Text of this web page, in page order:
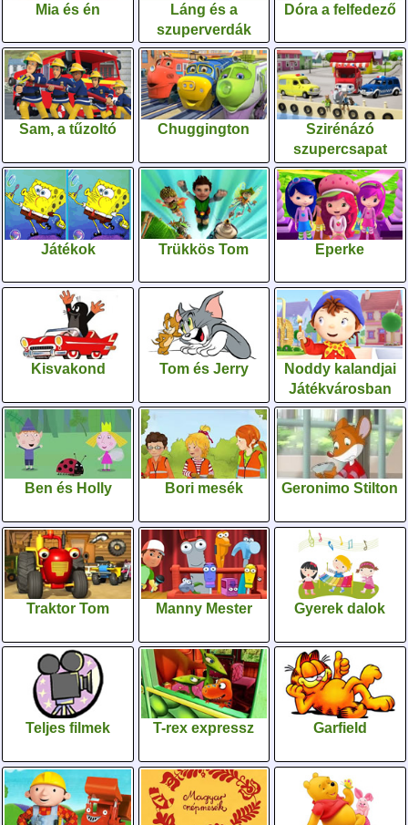
Mia és én
Láng és a
szuperverdák
Dóra a felfedező
Sam, a tűzoltó Chuggington
Szirénázó
szupercsapat
Játékok Trükkös Tom Eperke
Kisvakond Tom és Jerry
Noddy kalandjai
Játékvárosban
Ben és Holly Bori mesék Geronimo Stilton
Traktor Tom Manny Mester Gyerek dalok
Teljes filmek T-rex expressz Garfield